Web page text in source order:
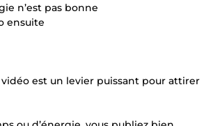
n’est pas bonne
ensuite
vidéo est un levier puissant pour attirer